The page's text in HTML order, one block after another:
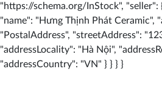
"https://schema.org/InStock", "seller":
"name": "Hưng Thịnh Phát Ceramic",
"PostalAddress", "streetAddress":
"addressLocality": "Hà Nội",
"addressCountry": "VN" } } } }